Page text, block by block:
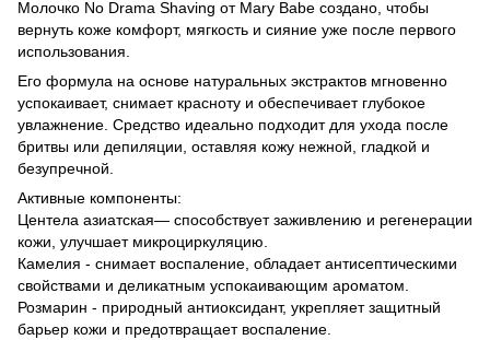
Молочко No Drama Shaving от Mary Babe создано, чтобы
вернуть коже комфорт, мягкость и сияние уже после первого
использования.
Его формула на основе натуральных экстрактов мгновенно
успокаивает, снимает красноту и обеспечивает глубокое
увлажнение. Средство идеально подходит для ухода после
бритвы или депиляции, оставляя кожу нежной, гладкой и
безупречной.
Активные компоненты:
Центела азиатская— способствует заживлению и регенерации
кожи, улучшает микроциркуляцию.
Камелия - снимает воспаление, обладает антисептическими
свойствами и деликатным успокаивающим ароматом.
Розмарин - природный антиоксидант, укрепляет защитный
барьер кожи и предотвращает воспаление.